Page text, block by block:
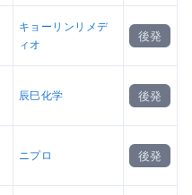
キョーリンリメデ
ィオ
後発
辰巳化学 後発
ニプロ 後発